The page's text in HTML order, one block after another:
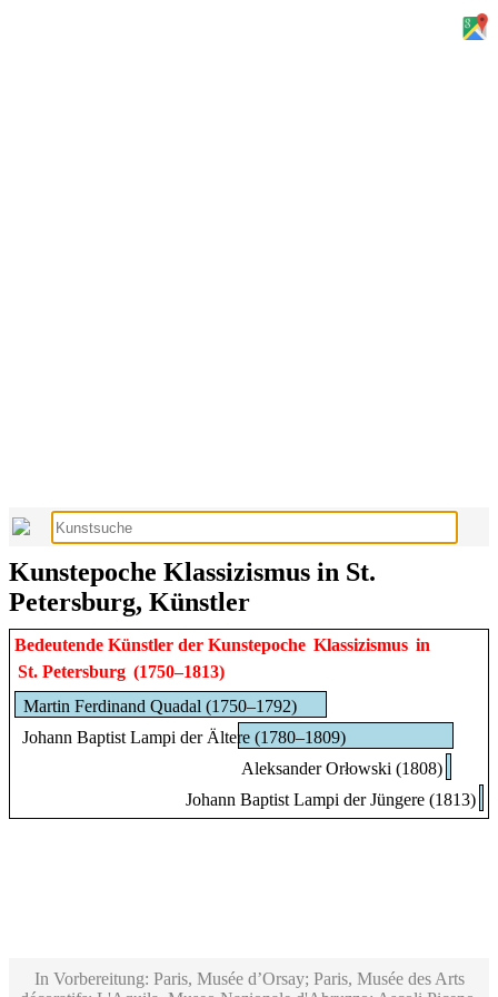
Kunstepoche Klassizismus in St.
Petersburg, Künstler
Bedeutende Künstler der Kunstepoche Klassizismus in
St. Petersburg (1750–1813)
Martin Ferdinand Quadal (1750–1792)
Johann Baptist Lampi der Ältere (1780–1809)
Aleksander Orłowski (1808)
Johann Baptist Lampi der Jüngere (1813)
In Vorbereitung: Paris, Musée d’Orsay; Paris, Musée des Arts